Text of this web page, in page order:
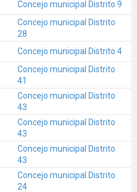
Concejo municipal Distrito 9
Concejo municipal Distrito
28
Concejo municipal Distrito 4
Concejo municipal Distrito
41
Concejo municipal Distrito
43
Concejo municipal Distrito
43
Concejo municipal Distrito
43
Concejo municipal Distrito
24